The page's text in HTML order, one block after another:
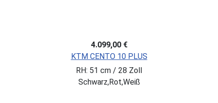
4.099,00 €
KTM CENTO 10 PLUS
RH: 51 cm / 28 Zoll
Schwarz,Rot,Weiß